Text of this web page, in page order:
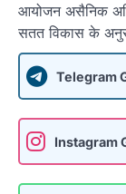
आयोजन असैनिक
सतत विकास के
Telegram
Instagram